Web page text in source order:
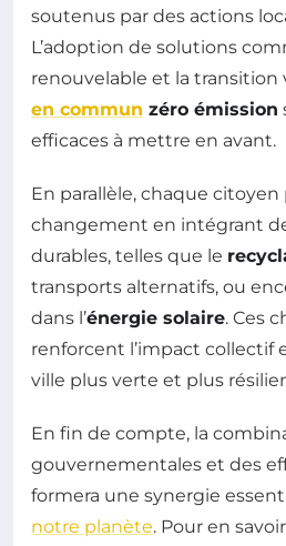
soutenus par des actions
L’adoption de solutions
renouvelable et la transition
en commun zéro émission
efficaces à mettre en avant.
En parallèle, chaque
changement en intégrant
durables, telles que le
transports alternatifs, ou
dans l’énergie solaire. Ces
renforcent l’impact collectif
ville plus verte et plus
En fin de compte, la
gouvernementales et des
formera une synergie
notre planète. Pour en